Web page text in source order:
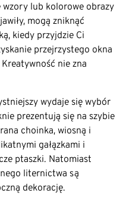
wzory lub kolorowe obrazy
mogą zniknąć
kiedy przyjdzie Ci
przejrzystego okna
nie zna
wydaje się wybór
prezentują się na szybie
choinka, wiosną i
gałązkami i
ptaszki. Natomiast
liternictwa są
dekorację.